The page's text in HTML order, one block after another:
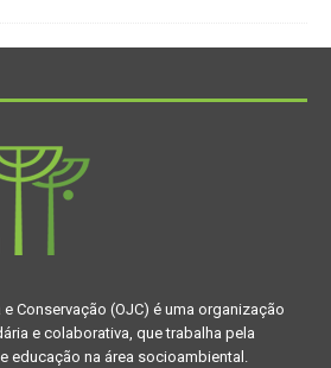
Conservação (OJC) é uma organização
e colaborativa, que trabalha pela
educação na área socioambiental.